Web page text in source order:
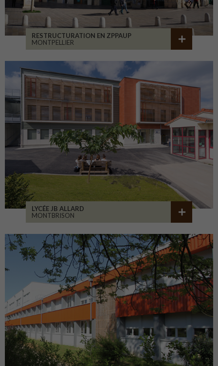
RESTRUCTURATION EN ZPPAUP
MONTPELLIER
LYCÉE JB ALLARD
MONTBRISON